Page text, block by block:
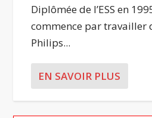
Diplômée de l’ESS en
commence par travailler
Philips...
EN SAVOIR PLUS